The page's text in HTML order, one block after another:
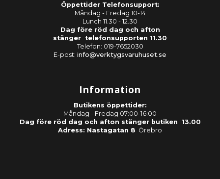
Öppettider Telefonsupport:
Måndag - Fredag 10-14
Lunch 11.30 - 12.30
Dag före röd dag och afton
stänger telefonsupporten 11.30
Telefon: 019-7652030
E-post: info@verktygsvaruhuset.se
Information
Butikens öppettider:
Måndag - Fredag 07:00-16:00
Dag före röd dag och afton stänger butiken 13.00
Adress: Nastagatan 8 Örebro